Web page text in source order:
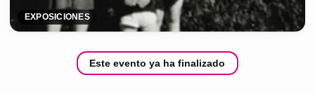
EXPOSICIONES
Este evento ya ha finalizado